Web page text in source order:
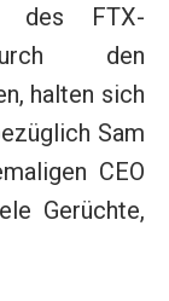
des FTX-
den
halten sich
Sam
CEO
Gerüchte,